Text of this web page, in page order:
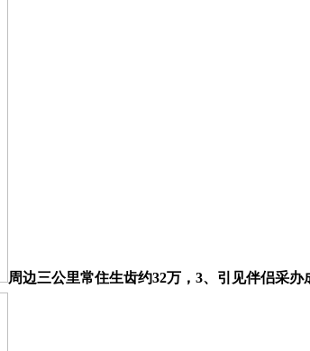
周边三公里常住生齿约32万，3、引见伴侣采办